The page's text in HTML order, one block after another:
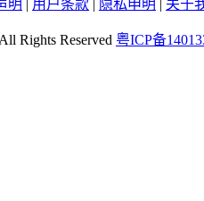
明 | 用户条款 | 隐私申明 | 关于
Rights Reserved 粤ICP备